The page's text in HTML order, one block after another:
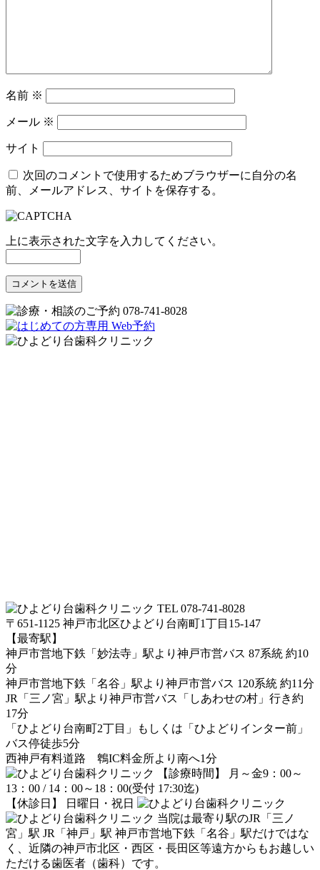
名前 ※
メール ※
サイト
次回のコメントで使用するためブラウザーに自分の名
前、メールアドレス、サイトを保存する。
上に表示された文字を入力してください。
TEL 078-741-8028
〒651-1125 神戸市北区ひよどり台南町1丁目15-147
【最寄駅】
神戸市営地下鉄「妙法寺」駅より神戸市営バス 87系統 約10
分
神戸市営地下鉄「名谷」駅より神戸市営バス 120系統 約11分
JR「三ノ宮」駅より神戸市営バス「しあわせの村」行き約
17分
「ひよどり台南町2丁目」もしくは「ひよどりインター前」
バス停徒歩5分
西神戸有料道路 鵯IC料金所より南へ1分
【診療時間】 月～金9：00～
13：00 / 14：00～18：00(受付 17:30迄)
【休診日】 日曜日・祝日
当院は最寄り駅のJR「三ノ
宮」駅 JR「神戸」駅 神戸市営地下鉄「名谷」駅だけではな
く、近隣の神戸市北区・西区・長田区等遠方からもお越しい
ただける歯医者（歯科）です。